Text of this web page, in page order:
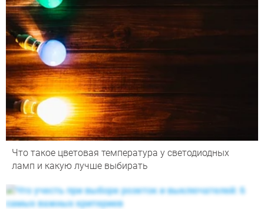
Что такое цветовая температура у светодиодных
ламп и какую лучше выбирать